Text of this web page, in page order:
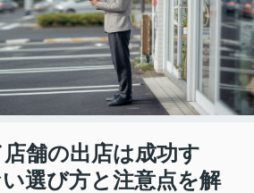
舗の出店は成功す
選び方と注意点を解